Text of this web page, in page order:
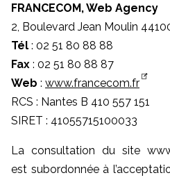
FRANCECOM, Web Agency
2, Boulevard Jean Moulin
Tél : 02 51 80 88 88
Fax : 02 51 80 88 87
Web : www.francecom.fr
RCS : Nantes B 410 557 151
SIRET : 41055715100033
La consultation du site
est subordonnée à